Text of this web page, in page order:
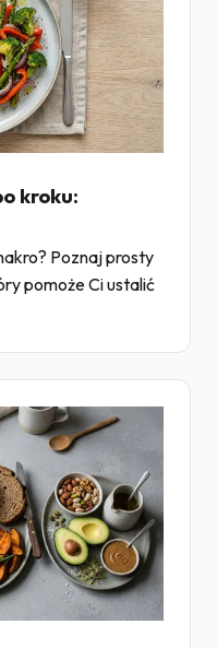
kroku:
Poznaj prosty
pomoże Ci ustalić